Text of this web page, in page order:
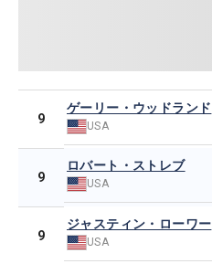
9
ゲーリー・ウッドランド
USA
9
ロバート・ストレブ
USA
9
ジャスティン・ローワー
USA